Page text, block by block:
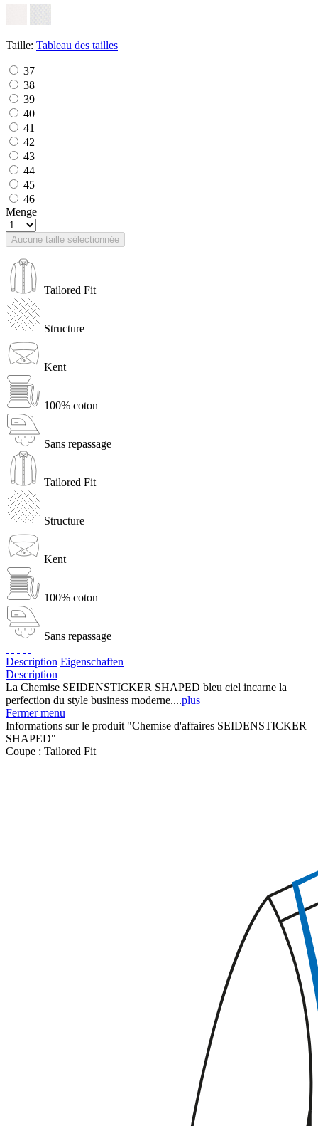
Taille: Tableau des tailles
37
38
39
40
41
42
43
44
45
46
Menge
Aucune taille sélectionnée
Tailored Fit
Structure
Kent
100% coton
Sans repassage
Tailored Fit
Structure
Kent
100% coton
Sans repassage
Description Eigenschaften
Description
La Chemise SEIDENSTICKER SHAPED bleu ciel incarne la
perfection du style business moderne....plus
Fermer menu
Informations sur le produit "Chemise d'affaires SEIDENSTICKER
SHAPED"
Coupe : Tailored Fit